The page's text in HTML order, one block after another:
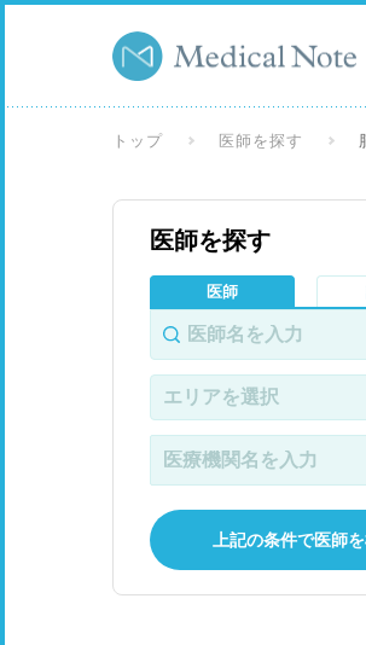
トップ 医師を探す
医師を探す
医師
上記の条件で医師